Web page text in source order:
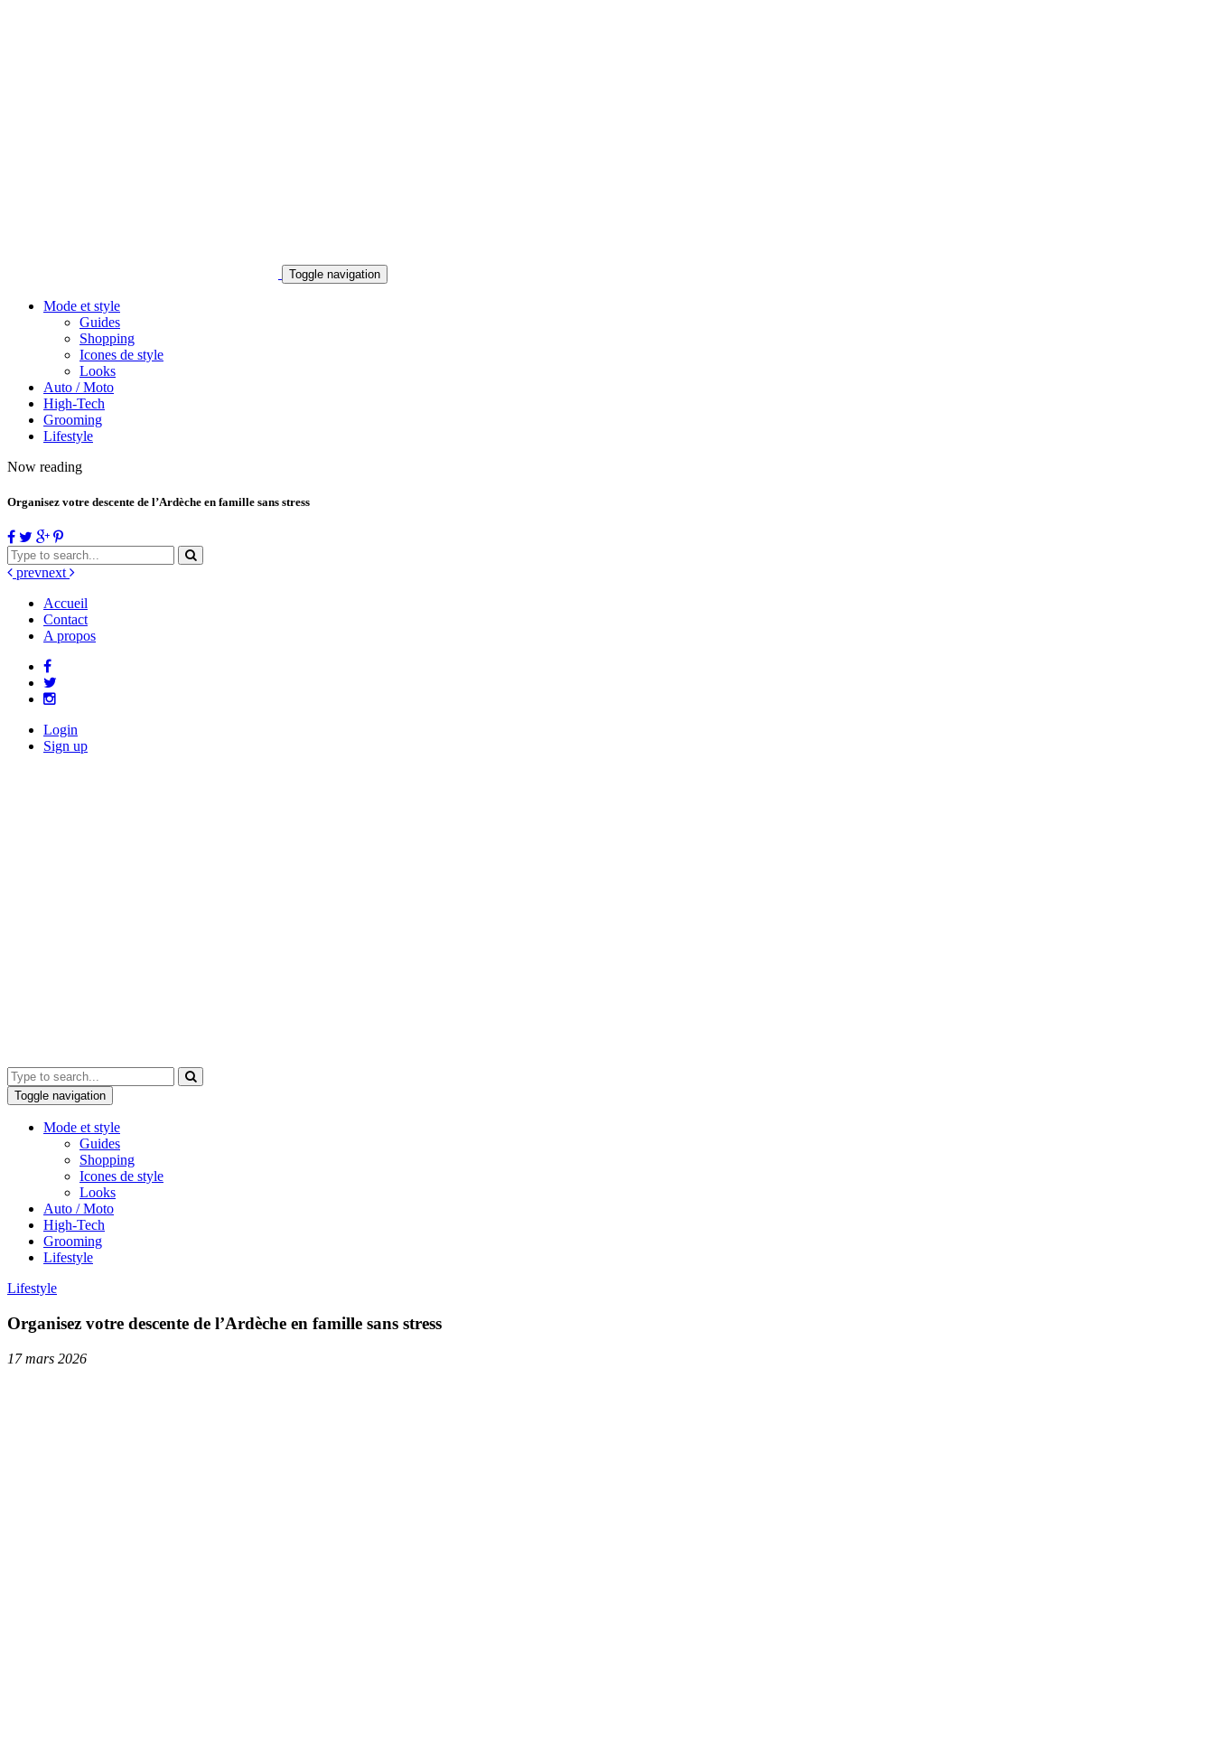
Toggle navigation
Mode et style
Guides
Shopping
Icones de style
Looks
Auto / Moto
High-Tech
Grooming
Lifestyle
Now reading
Organisez votre descente de l’Ardèche en famille sans stress
prevnext
Accueil
Contact
A propos
Login
Sign up
Toggle navigation
Mode et style
Guides
Shopping
Icones de style
Looks
Auto / Moto
High-Tech
Grooming
Lifestyle
Lifestyle
Organisez votre descente de l’Ardèche en famille sans stress
17 mars 2026